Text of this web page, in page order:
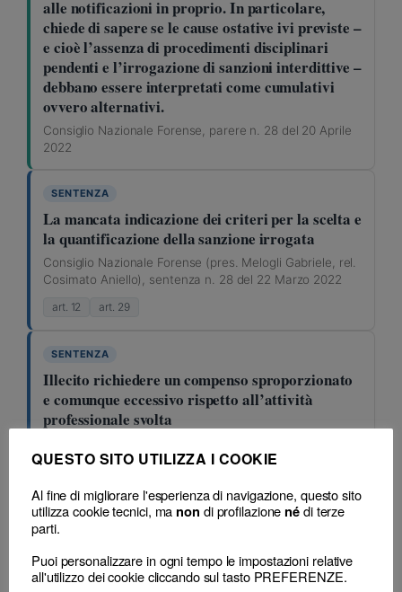
alle notificazioni in proprio. In particolare,
chiede di sapere se le cause ostative ivi previste –
e cioè l’assenza di procedimenti disciplinari
pendenti e l’irrogazione di sanzioni interdittive –
debbano essere interpretati come cumulativi
ovvero alternativi.
Consiglio Nazionale Forense, parere n. 28 del 20 Aprile
2022
SENTENZA
La mancata indicazione dei criteri per la scelta e
la quantificazione della sanzione irrogata
Consiglio Nazionale Forense (pres. Melogli Gabriele, rel.
Cosimato Aniello), sentenza n. 28 del 22 Marzo 2022
art. 12 art. 29
SENTENZA
Illecito richiedere un compenso sproporzionato
e comunque eccessivo rispetto all’attività
professionale svolta
Cosimato Aniello), sentenza n. 28 del 22 Marzo 2022
SENTENZA
Illecito addebitare al cliente attività
professionale superflua
QUESTO SITO UTILIZZA I COOKIE
Al fine di migliorare l'esperienza di navigazione, questo sito
utilizza cookie tecnici, ma non di profilazione nédi terze
parti.
Puoi personalizzare in ogni tempo le impostazioni relative
all'utilizzo dei cookie cliccando sul tasto PREFERENZE.